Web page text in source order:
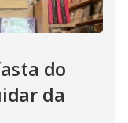
do
da